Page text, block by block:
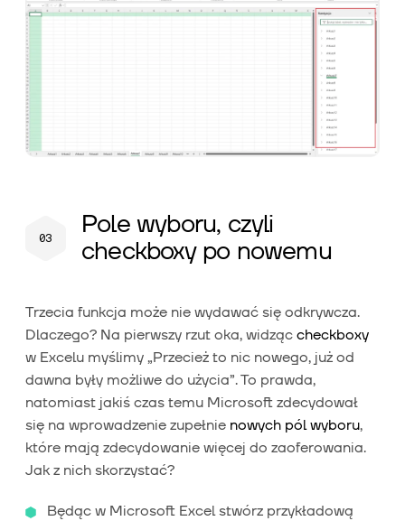
Pole wyboru, czyli
checkboxy po nowemu
Trzecia funkcja może nie wydawać się odkrywcza.
Dlaczego? Na pierwszy rzut oka, widząc checkboxy
w Excelu myślimy „Przecież to nic nowego, już od
dawna były możliwe do użycia”. To prawda,
natomiast jakiś czas temu Microsoft zdecydował
się na wprowadzenie zupełnie nowych pól wyboru,
które mają zdecydowanie więcej do zaoferowania.
Jak z nich skorzystać?
Będąc w Microsoft Excel stwórz przykładową